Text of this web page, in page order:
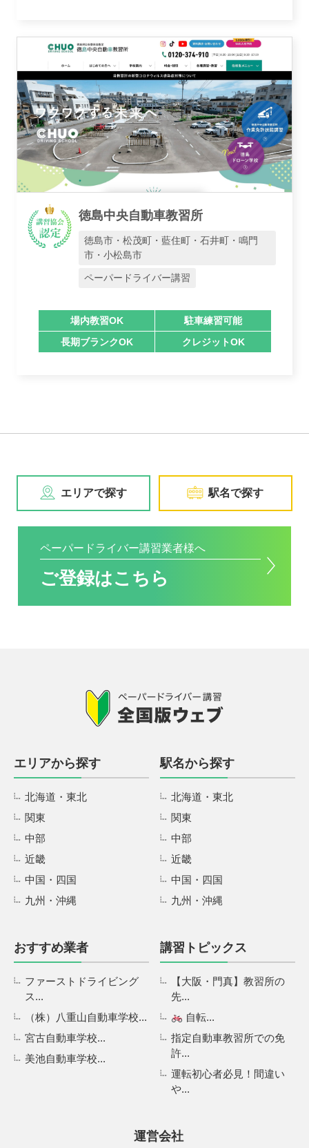
徳島中央自動車教習所
徳島市・松茂町・藍住町・石井町・鳴門
市・小松島市
ペーパードライバー講習
場内教習OK
駐車練習可能
長期ブランクOK
クレジットOK
エリアで探す 駅名で探す
ペーパードライバー講習業者様へ
ご登録はこちら
エリアから探す
北海道・東北
関東
中部
近畿
中国・四国
九州・沖縄
駅名から探す
北海道・東北
関東
中部
近畿
中国・四国
九州・沖縄
おすすめ業者
ファーストドライビング
ス...
（株）八重山自動車学校...
宮古自動車学校...
美池自動車学校...
講習トピックス
【大阪・門真】教習所の
先...
自転...
指定自動車教習所での免
許...
運転初心者必見！間違い
や...
運営会社